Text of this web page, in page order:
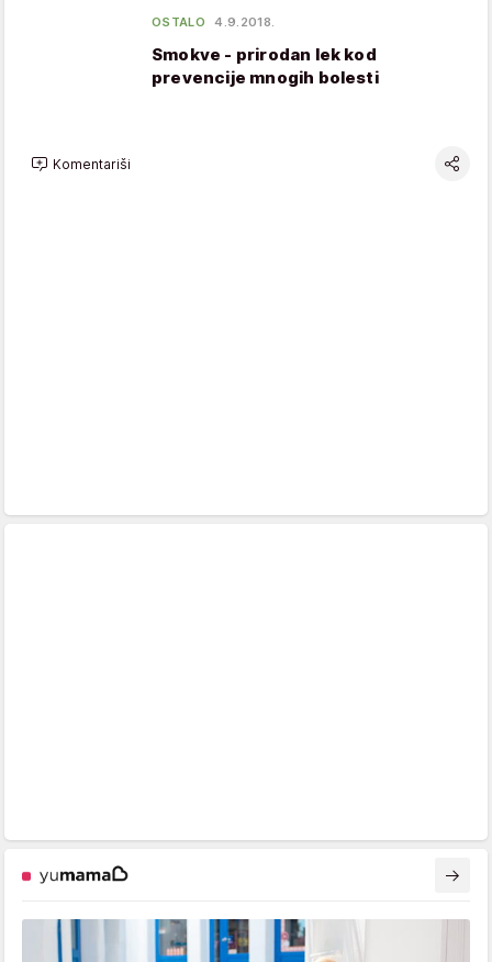
OSTALO 4.9.2018.
Smokve - prirodan lek kod
prevencije mnogih bolesti
Komentariši